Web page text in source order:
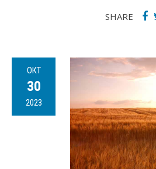
SHARE
ОКТ
30
2023